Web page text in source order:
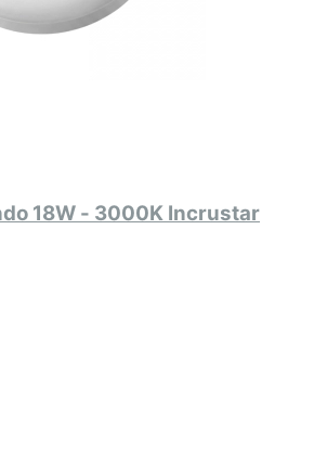
18W - 3000K Incrustar